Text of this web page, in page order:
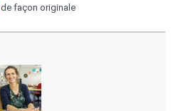
de façon originale